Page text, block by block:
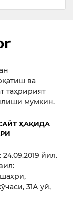
ва
таҳририят
мумкин.
ҲАҚИДА
йил.
31А уй,